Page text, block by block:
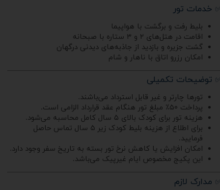
خدمات تور
بلیط رفت و برگشت با هواپیما
اقامت در هتل‌های ۲ و ۳ ستاره با صبحانه
گشت جزیره و بازدید از جاذبه‌های دیدنی درگهان
امکان رزرو اتاق با ناهار و شام
توضیحات تکمیلی
تورها چارتر و غیر قابل استرداد می‌باشند.
پرداخت ۵۰٪ مبلغ تور هنگام عقد قرارداد الزامی است.
هزینه تور برای کودک بالای ۵ سال کامل محاسبه می‌شود.
برای اطلاع از هزینه بلیط کودک زیر ۵ سال تماس حاصل
فرمایید.
امکان افزایش یا کاهش نرخ تور بسته به تاریخ سفر وجود دارد.
این پکیج مخصوص ایام غیرپیک می‌باشد.
مدارک لازم